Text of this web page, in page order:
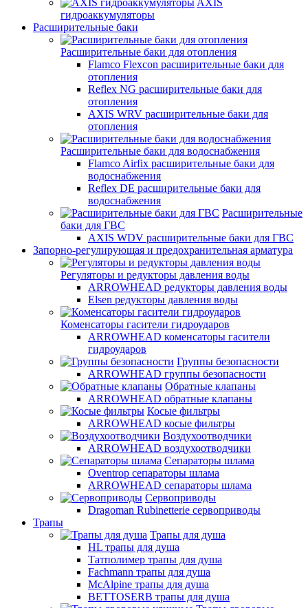
AXIS
гидроаккумуляторы
Расширительные баки
Расширительные баки для отопления
Flamco Flexcon расширительные баки для
отопления
Reflex NG расширительные баки для
отопления
AXIS WRV расширительные баки для
отопления
Расширительные баки для водоснабжения
Flamco Airfix расширительные баки для
водоснабжения
Reflex DЕ расширительные баки для
водоснабжения
Расширительные
баки для ГВС
AXIS WDV расширительные баки для ГВС
Запорно-регулирующая и предохранительная арматура
Регуляторы и редукторы давления воды
ARROWHEAD редукторы давления воды
Elsen редукторы давления воды
Коменсаторы гасители гидроударов
ARROWHEAD коменсаторы гасители
гидроударов
Группы безопасности
ARROWHEAD группы безопасности
Обратные клапаны
ARROWHEAD обратные клапаны
Косые фильтры
ARROWHEAD косые фильтры
Воздухоотводчики
ARROWHEAD воздухоотводчики
Сепараторы шлама
Oventrop cепараторы шлама
ARROWHEAD сепараторы шлама
Сервоприводы
Dragoman Rubinetterie сервоприводы
Трапы
Трапы для душа
HL трапы для душа
Татполимер трапы для душа
Fachmann трапы для душа
McAlpine трапы для душа
BETTOSERB трапы для душа